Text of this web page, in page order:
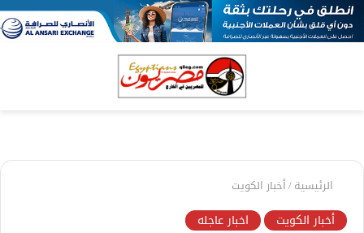
الرئيسية/أخبار الكويت
أخبار الكويت اخبار عاجله